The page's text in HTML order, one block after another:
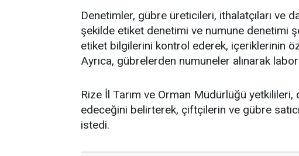
Denetimler, gübre üreticileri, ithalatçıları ve
şekilde etiket denetimi ve numune denetimi
etiket bilgilerini kontrol ederek, içeriklerinin
Ayrıca, gübrelerden numuneler alınarak
Rize İl Tarım ve Orman Müdürlüğü yetkilileri,
edeceğini belirterek, çiftçilerin ve gübre
istedi.